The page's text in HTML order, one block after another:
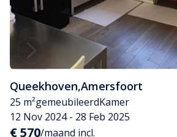
Queekhoven,Amersfoort
25 m²gemeubileerdKamer
12 Nov 2024 - 28 Feb 2025
€ 570/maand incl.